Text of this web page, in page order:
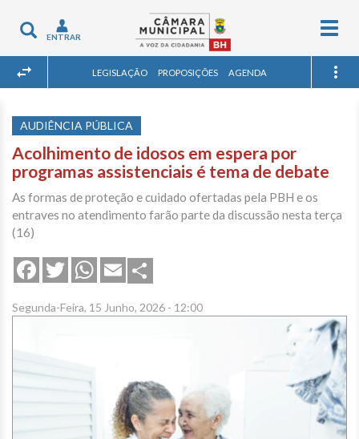
Toggle
navigation
ENTRAR
LEGISLAÇÃO PROPOSIÇÕES AGENDA
AUDIÊNCIA PÚBLICA
Acolhimento de idosos em espera por
programas assistenciais é tema de debate
As formas de proteção e cuidado ofertadas pela PBH e os
entraves no atendimento farão parte da discussão nesta terça
(16)
FacebookTwitterWhatsApp
Email
Segunda-Feira, 15 Junho, 2026 - 12:00